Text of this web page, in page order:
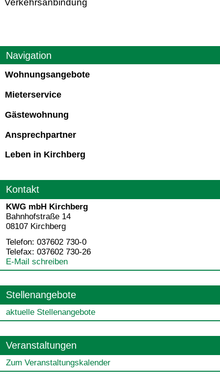
Verkehrsanbindung
Navigation
Wohnungsangebote
Mieterservice
Gästewohnung
Ansprechpartner
Leben in Kirchberg
Kontakt
KWG mbH Kirchberg
Bahnhofstraße 14
08107 Kirchberg
Telefon: 037602 730-0
Telefax: 037602 730-26
E-Mail schreiben
Stellenangebote
aktuelle Stellenangebote
Veranstaltungen
Zum Veranstaltungskalender